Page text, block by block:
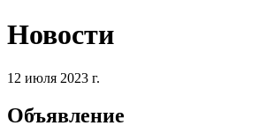
Новости
12 июля 2023 г.
Объявление